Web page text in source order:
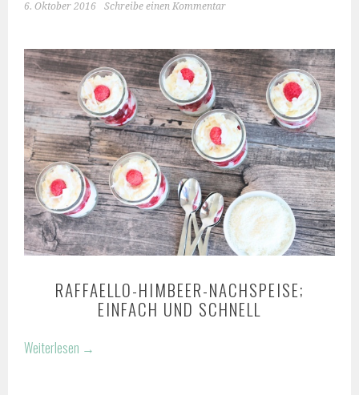
6. Oktober 2016 Schreibe einen Kommentar
RAFFAELLO-HIMBEER-NACHSPEISE;
EINFACH UND SCHNELL
Weiterlesen →